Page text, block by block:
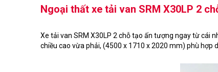
Ngoại thất xe tải van SRM X30LP 2
Xe tải van SRM X30LP 2 chỗ tạo ấn tượng ngay từ cái
chiều cao vừa phải, (4500 x 1710 x 2020 mm) phù hợp